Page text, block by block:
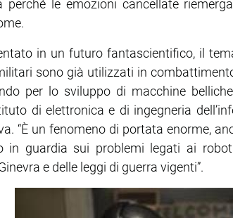
perché le emozioni cancellate
in un futuro fantascientifico, il
sono già utilizzati in
per lo sviluppo di macchine
di elettronica e di ingegneria
“È un fenomeno di portata enorme,
in guardia sui problemi legati ai
e delle leggi di guerra vigenti”.